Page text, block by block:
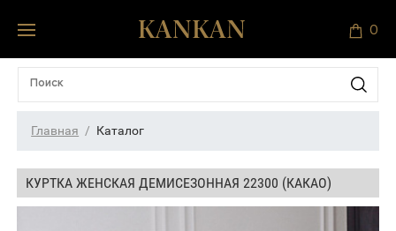
0
Главная Каталог
КУРТКА ЖЕНСКАЯ ДЕМИСЕЗОННАЯ 22300 (КАКАО)